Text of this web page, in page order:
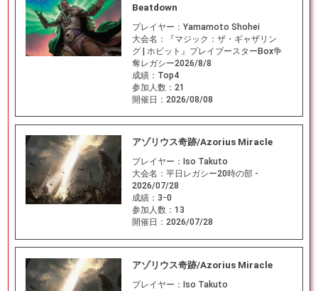
Beatdown
プレイヤー： Yamamoto Shohei
大会名：
『マジック：ザ・ギャザリン
グ | ホビット』プレイブースターBox争
奪レガシー2026/8/8
成績： Top4
参加人数： 21
開催日： 2026/08/08
アゾリウス奇跡/Azorius Miracle
プレイヤー： Iso Takuto
大会名： 平日レガシー20時の部 -
2026/07/28
成績： 3ｰ0
参加人数： 13
開催日： 2026/07/28
アゾリウス奇跡/Azorius Miracle
プレイヤー： Iso Takuto